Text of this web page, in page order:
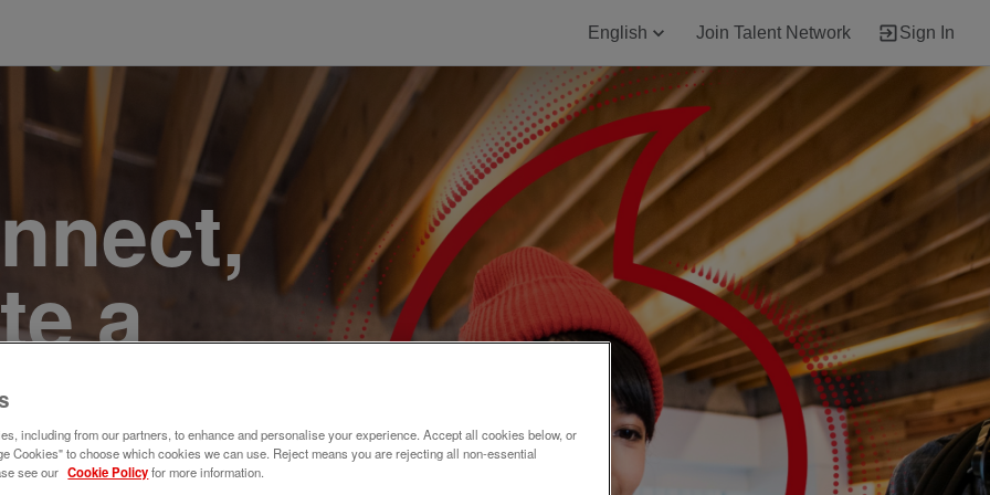
English Join Talent Network Sign In
a
Join
including from our partners, to enhance and personalise your experience. Accept all cookies below, or
Cookies" to choose which cookies we can use. Reject means you are rejecting all non-essential
see our Cookie Policyfor more information.